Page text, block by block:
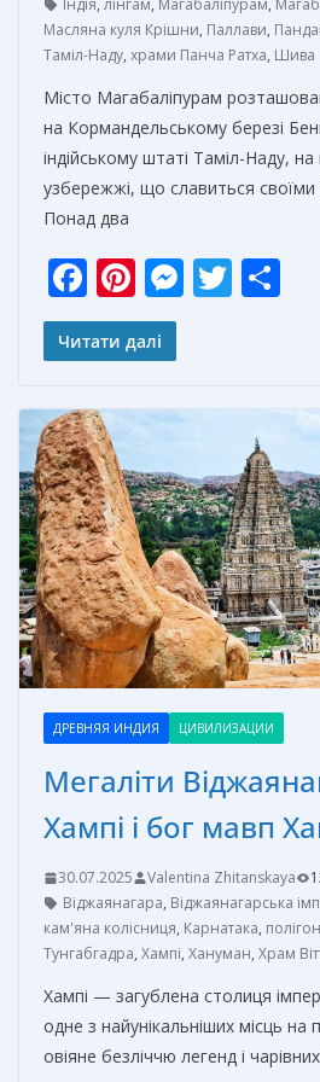
Індія, лінгам, Магабаліпурам,
Масляна куля Крішни, Паллави,
Таміл-Наду, храми Панча Ратха, Шива
Місто Магабаліпурам
на Кормандельському березі
індійському штаті Таміл-Наду,
узбережжі, що славиться своїми
Понад два
F
ac
e
o
o
k
Pi
nt
er
st
M
g
er
T
а
в
и
т
ь
Читати далі
ДРЕВНЯЯ ИНДИЯ ЦИВИЛИЗАЦИИ
Мегаліти
Хампі і бог мавп
30.07.2025 Valentina Zhitanskaya
Віджаянагара, Віджаянагарська
кам'яна колісниця, Карнатака,
Тунгабгадра, Хампі, Хануман, Храм
Хампі — загублена столиця
одне з найунікальніших місць на
овіяне безліччю легенд і